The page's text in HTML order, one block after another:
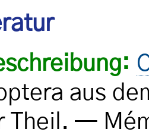
aus
Theil. —